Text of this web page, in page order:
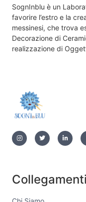
SognInblu è un
favorire l’estro e la
messinesi, che trova
Decorazione di
realizzazione di